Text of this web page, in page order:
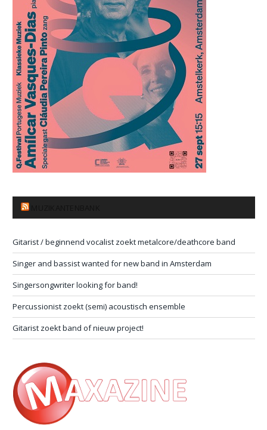
Gitarist / beginnend vocalist zoekt metalcore/deathcore band
Singer and bassist wanted for new band in Amsterdam
Singersongwriter looking for band!
Percussionist zoekt (semi) acoustisch ensemble
Gitarist zoekt band of nieuw project!